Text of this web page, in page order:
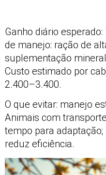
Ganho diário
de manejo: ração de
suplementação
Custo estimado por
2.400–3.400.
O que evitar: manejo
Animais com
tempo para
reduz eficiência.